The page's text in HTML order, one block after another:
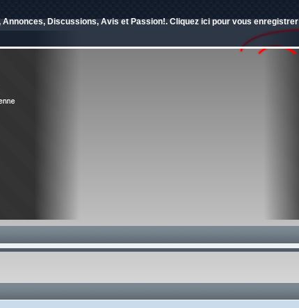
Discussions, Avis et Passion!. Cliquez ici pour vous enregistrer